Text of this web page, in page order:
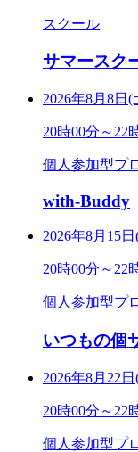
スクール
サマースク
2026年8月8日(
20時00分～22
個人参加型プ
with-Buddy
2026年8月15
20時00分～22
個人参加型プ
いつもの個
2026年8月22
20時00分～22
個人参加型プ